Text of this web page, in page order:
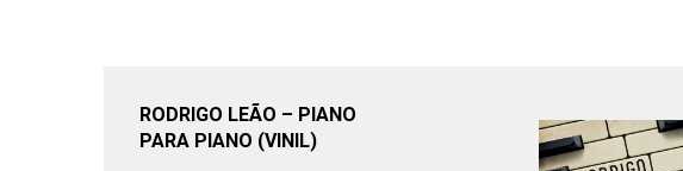
RODRIGO LEÃO – PIANO
PARA PIANO (VINIL)